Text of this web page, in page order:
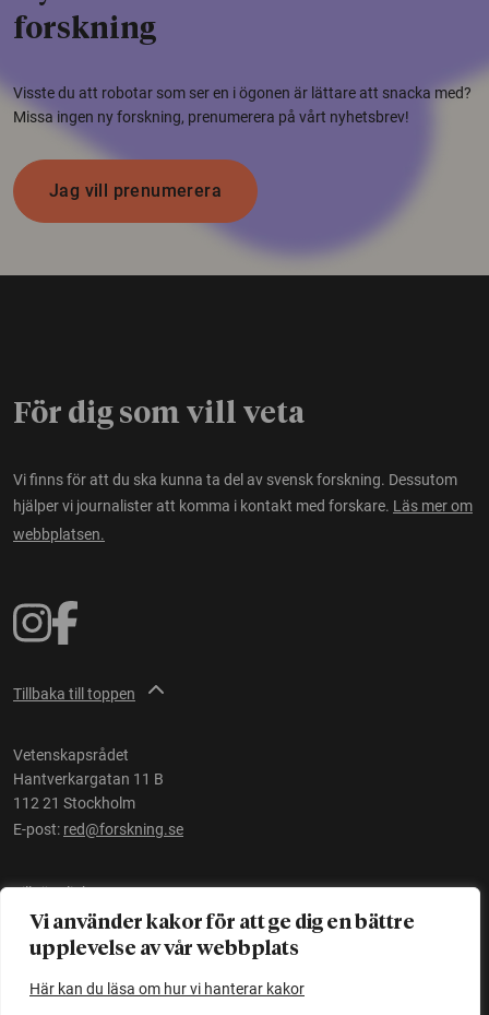
Vi använder kakor för att ge dig en bättre
upplevelse av vår webbplats
Här kan du läsa om hur vi hanterar kakor
forskning
Visste du att robotar som ser en i ögonen är lättare att snacka med?
Missa ingen ny forskning, prenumerera på vårt nyhetsbrev!
Jag vill prenumerera
För dig som vill veta
Vi finns för att du ska kunna ta del av svensk forskning. Dessutom
hjälper vi journalister att komma i kontakt med forskare. Läs mer om
webbplatsen.
Tillbaka till toppen
Vetenskapsrådet
Hantverkargatan 11 B
112 21 Stockholm
E-post: red@forskning.se
Tillgänglighet
Ett initiativ avVetenskapsrådet